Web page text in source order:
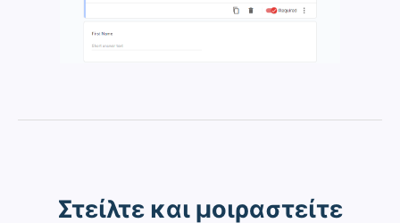
Στείλτε και μοιραστείτε